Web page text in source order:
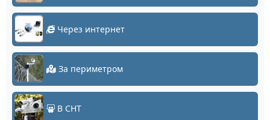
Через интернет
За периметром
В СНТ